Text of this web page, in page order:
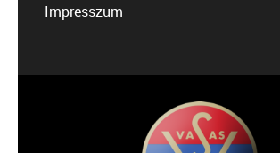
Impresszum